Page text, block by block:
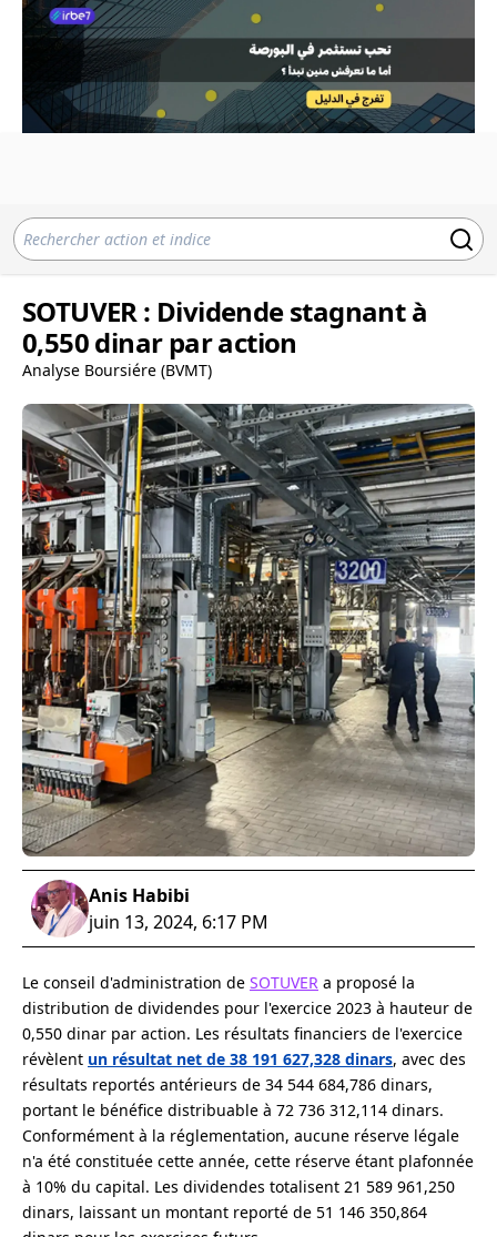
SOTUVER : Dividende stagnant à
0,550 dinar par action
Analyse Boursiére (BVMT)
Anis Habibi
juin 13, 2024, 6:17 PM
Le conseil d'administration de SOTUVER a proposé la
distribution de dividendes pour l'exercice 2023 à hauteur de
0,550 dinar par action. Les résultats financiers de l'exercice
révèlent un résultat net de 38 191 627,328 dinars, avec des
résultats reportés antérieurs de 34 544 684,786 dinars,
portant le bénéfice distribuable à 72 736 312,114 dinars.
Conformément à la réglementation, aucune réserve légale
n'a été constituée cette année, cette réserve étant plafonnée
à 10% du capital. Les dividendes totalisent 21 589 961,250
dinars, laissant un montant reporté de 51 146 350,864